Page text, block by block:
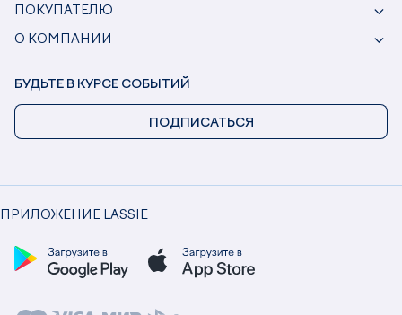
ПОКУПАТЕЛЮ
О КОМПАНИИ
ПРИЛОЖЕНИЕ LASSIE
БУДЬТЕ В КУРСЕ СОБЫТИЙ
ПОДПИСАТЬСЯ